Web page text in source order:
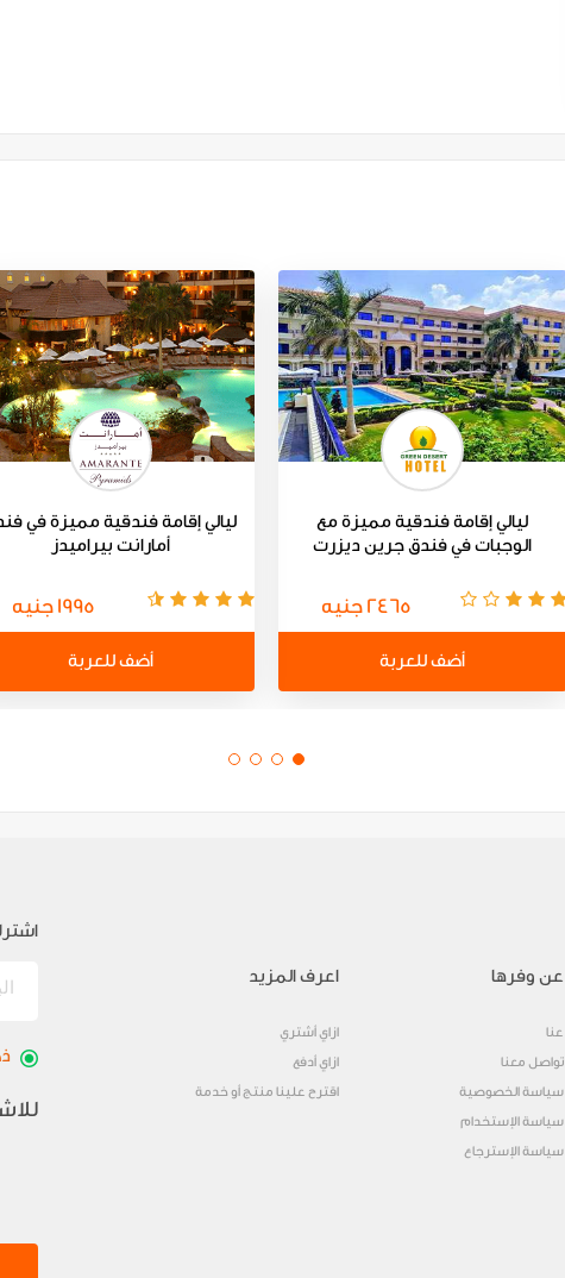
ليالي إقامة فندقية مميزة مع
الوجبات في فندق جرين ديزرت
2465 جنيه
أضف للعربة
ليالي إقامة فندقية مميزة في
أمارانت بيراميدز
1995 جنيه
أضف للعربة
عن وفرها
عنا
تواصل معنا
سياسة الخصوصية
سياسة الإستخدام
سياسة الإسترجاع
اعرف المزيد
ازاي أشتري
ازاي أدفع
اقترح علينا منتج أو خدمة